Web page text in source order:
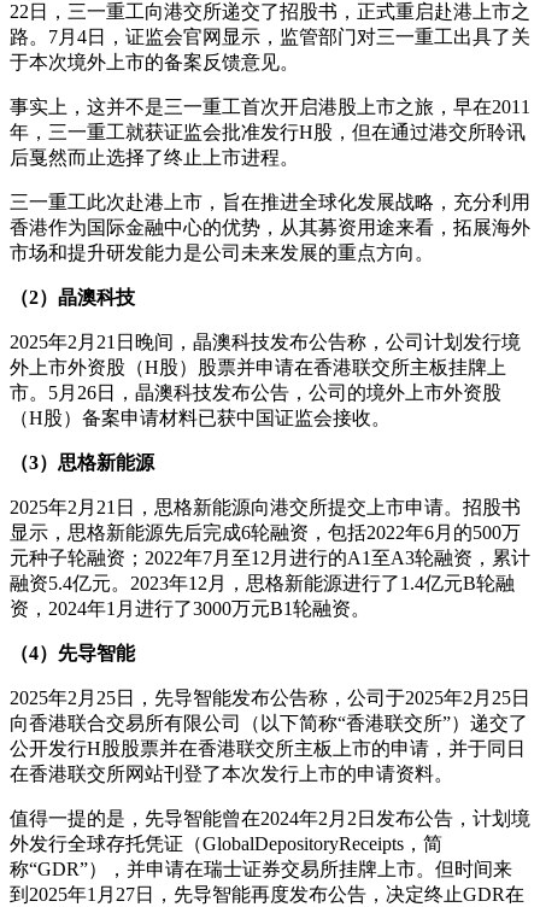
22日，三一重工向港交所递交了招股书，正式重启赴港上市之
路。7月4日，证监会官网显示，监管部门对三一重工出具了关
于本次境外上市的备案反馈意见。
事实上，这并不是三一重工首次开启港股上市之旅，早在2011
年，三一重工就获证监会批准发行H股，但在通过港交所聆讯
后戛然而止选择了终止上市进程。
三一重工此次赴港上市，旨在推进全球化发展战略，充分利用
香港作为国际金融中心的优势，从其募资用途来看，拓展海外
市场和提升研发能力是公司未来发展的重点方向。
（2）晶澳科技
2025年2月21日晚间，晶澳科技发布公告称，公司计划发行境
外上市外资股（H股）股票并申请在香港联交所主板挂牌上
市。5月26日，晶澳科技发布公告，公司的境外上市外资股
（H股）备案申请材料已获中国证监会接收。
（3）思格新能源
2025年2月21日，思格新能源向港交所提交上市申请。招股书
显示，思格新能源先后完成6轮融资，包括2022年6月的500万
元种子轮融资；2022年7月至12月进行的A1至A3轮融资，累计
融资5.4亿元。2023年12月，思格新能源进行了1.4亿元B轮融
资，2024年1月进行了3000万元B1轮融资。
（4）先导智能
2025年2月25日，先导智能发布公告称，公司于2025年2月25日
向香港联合交易所有限公司（以下简称“香港联交所”）递交了
公开发行H股股票并在香港联交所主板上市的申请，并于同日
在香港联交所网站刊登了本次发行上市的申请资料。
值得一提的是，先导智能曾在2024年2月2日发布公告，计划境
外发行全球存托凭证（GlobalDepositoryReceipts，简
称“GDR”），并申请在瑞士证券交易所挂牌上市。但时间来
到2025年1月27日，先导智能再度发布公告，决定终止GDR在